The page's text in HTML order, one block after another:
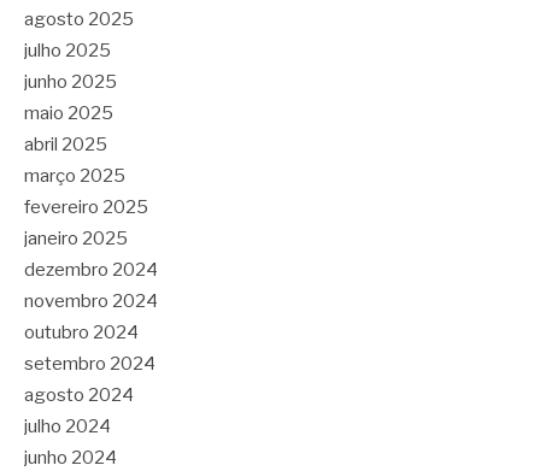
agosto 2025
julho 2025
junho 2025
maio 2025
abril 2025
março 2025
fevereiro 2025
janeiro 2025
dezembro 2024
novembro 2024
outubro 2024
setembro 2024
agosto 2024
julho 2024
junho 2024